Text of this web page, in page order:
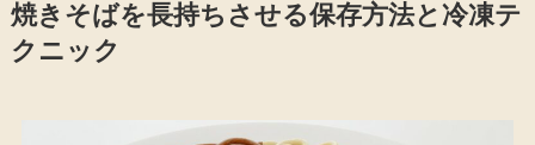
焼きそばを長持ちさせる保存方法と冷凍テ
クニック